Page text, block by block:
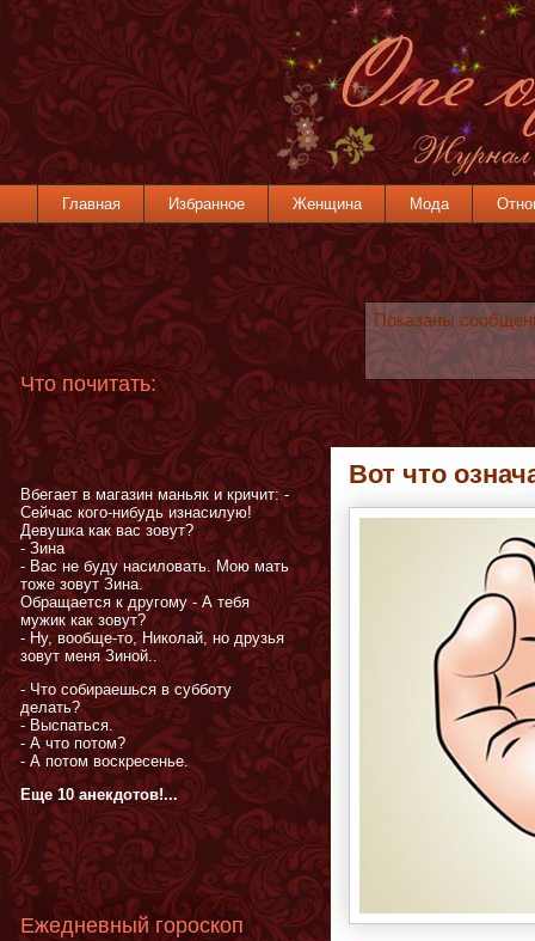
Главная Избранное Женщина Мода
Показаны
Вот что
Что почитать:
Вбегает в магазин маньяк и кричит: -
Сейчас кого-нибудь изнасилую!
Девушка как вас зовут?
- Зина
- Вас не буду насиловать. Мою мать
тоже зовут Зина.
Обращается к другому - А тебя
мужик как зовут?
- Ну, вообще-то, Николай, но друзья
зовут меня Зиной..
- Что собираешься в субботу
делать?
- Выспаться.
- А что потом?
- А потом воскресенье.
Еще 10 анекдотов!...
Ежедневный гороскоп